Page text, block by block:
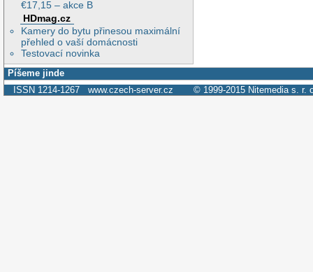
€17,15 – akce B
HDmag.cz
Kamery do bytu přinesou maximální
přehled o vaší domácnosti
Testovací novinka
Píšeme jinde
ISSN 1214-1267 www.czech-server.cz © 1999-2015 Nitemedia s. r.